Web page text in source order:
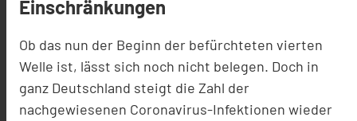
Einschränkungen
Ob das nun der Beginn der befürchteten vierten
Welle ist, lässt sich noch nicht belegen. Doch in
ganz Deutschland steigt die Zahl der
nachgewiesenen Coronavirus-Infektionen wieder